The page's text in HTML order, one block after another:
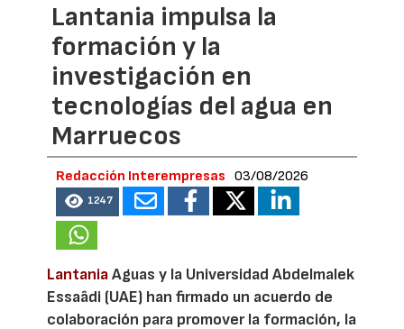
Lantania impulsa la
formación y la
investigación en
tecnologías del agua en
Marruecos
Redacción Interempresas 03/08/2026
1247
LantaniaAguas y la Universidad Abdelmalek
Essaâdi (UAE) han firmado un acuerdo de
colaboración para promover la formación, la